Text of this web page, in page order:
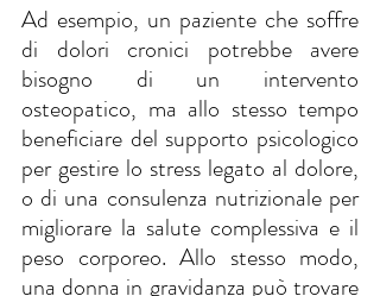
Ad esempio, un paziente che soffre
di dolori cronici potrebbe avere
bisogno di un intervento
osteopatico, ma allo stesso tempo
beneficiare del supporto psicologico
per gestire lo stress legato al dolore,
o di una consulenza nutrizionale per
migliorare la salute complessiva e il
peso corporeo. Allo stesso modo,
una donna in gravidanza può trovare